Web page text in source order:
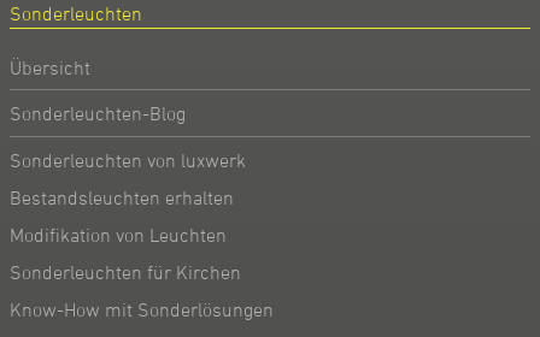
Sonderleuchten
Übersicht
Sonderleuchten-Blog
Sonderleuchten von luxwerk
Bestandsleuchten erhalten
Modifikation von Leuchten
Sonderleuchten für Kirchen
Know-How mit Sonderlösungen